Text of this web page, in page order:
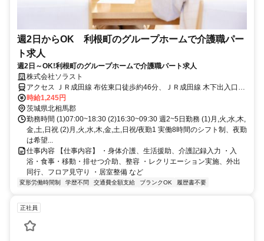
週2日からOK 利根町のグループホームで介護職パー
ト求人
週2日～OK!利根町のグループホームで介護職パート求人
株式会社ソラスト
アクセス ＪＲ成田線 布佐東口徒歩約46分、ＪＲ成田線 木下出入口1
徒歩約63分、関東鉄道竜ヶ崎線 竜ヶ崎徒歩約63分
時給1,245円
茨城県北相馬郡
勤務時間 (1)07:00~18:30 (2)16:30~09:30 週2~5日勤務 (1)月,火,水,木,
金,土,日祝 (2)月,火,水,木,金,土,日祝/夜勤1 実働8時間のシフト制、夜勤
は希望...
仕事内容 【仕事内容】 ・身体介護、生活援助、介護記録入力 ・入
浴・食事・移動・排せつ介助、整容 ・レクリエーション実施、外出
同行、フロア見守り ・居室整備 など
変形労働時間制 学歴不問 交通費全額支給 ブランクOK 履歴書不要
正社員